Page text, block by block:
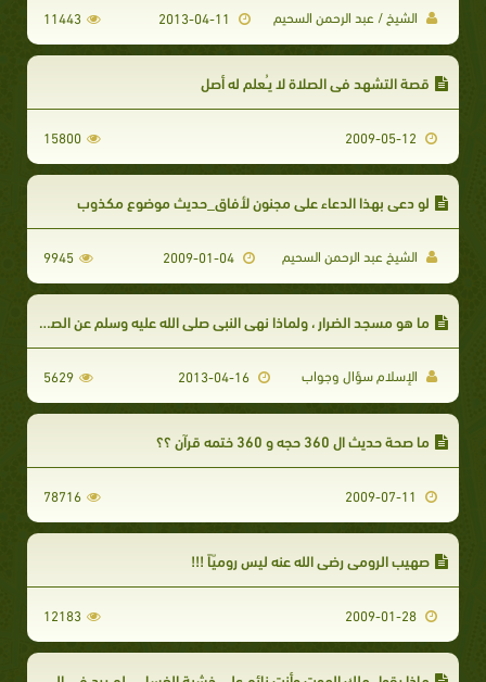
الشيخ / عبد الرحمن السحيم 11443
قصة التشهد في الصلاة لا يـُعلم له أصل
15800
لو دعي بهذا الدعاء على مجنون لأفاق_حديث موضوع مكذوب
الشيخ عبد الرحمن السحيم 9945
ما هو مسجد الضرار ، ولماذا نهى النبي صلى الله عليه وسلم عن الصلاة فيه ؟
الإسلام سؤال وجواب 2013-04-16
5629
ما صحة حديث ال 360 حجه و 360 ختمه قرآن ؟؟
78716
صهيب الرومي رضي الله عنه ليس روميّاً !!!
12183